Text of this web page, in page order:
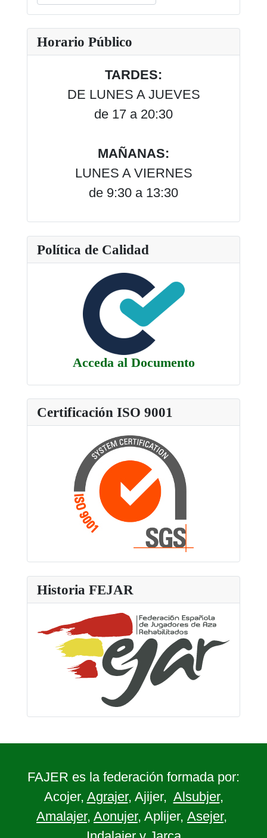
Type 2 or more characters for results.
Horario Público
TARDES:
DE LUNES A JUEVES
de 17 a 20:30
MAÑANAS:
LUNES A VIERNES
de 9:30 a 13:30
Política de Calidad
Acceda al Documento
Certificación ISO 9001
Historia FEJAR
FAJER es la federación formada por:
Acojer, Agrajer, Ajijer, Alsubjer,
Amalajer, Aonujer, Aplijer, Asejer,